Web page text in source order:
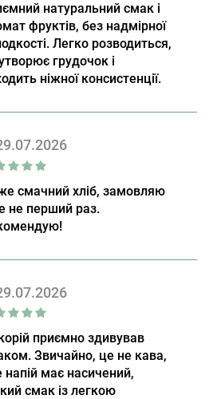
натуральний смак і
фруктів, без надмірної
Легко розводиться,
грудочок і
ніжної консистенції.
смачний хліб, замовляю
не перший раз.
приємно здивував
Звичайно, це не кава,
напій має насичений,
смак із легкою